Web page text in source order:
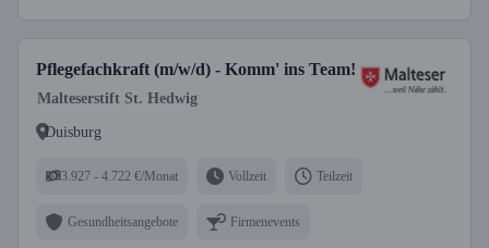
Pflegefachkraft (m/w/d) - Komm' ins Team!
Malteserstift St. Hedwig
Duisburg
3.927 - 4.722 €/Monat Vollzeit Teilzeit
Gesundheitsangebote Firmenevents